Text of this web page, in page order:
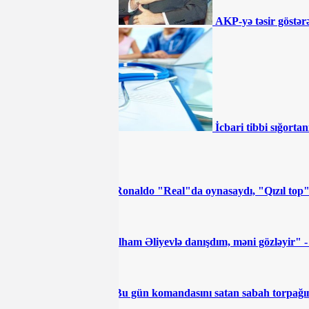
"Təmiz Şəhər" ASC 2 ildir ki, maliyyə
BÜTÜN XƏBƏRLƏR
AKP-yə təsir
İcbari tibbi
"Ronaldo "Real"da oynasaydı, "Qızıl
"İlham Əliyevlə danışdım, məni
"Bu gün komandasını satan sabah